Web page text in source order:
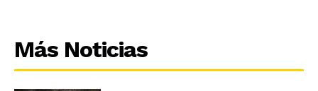
Más Noticias